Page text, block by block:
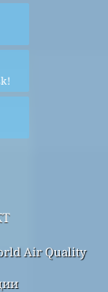
Air Quality